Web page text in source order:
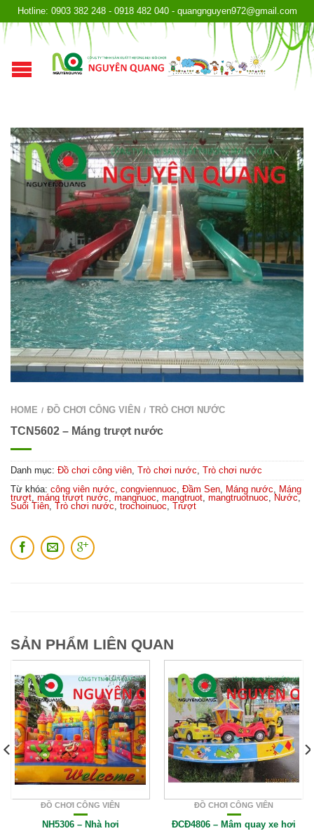
Hotline: 0903 382 248 - 0918 482 040 - quangnguyen972@gmail.com
HOME / ĐỒ CHƠI CÔNG VIÊN / TRÒ CHƠI NƯỚC
TCN5602 – Máng trượt nước
Danh mục: Đồ chơi công viên Trò chơi nước Trò chơi nước
Từ khóa: công viên nước congviennuoc Đầm Sen Máng nước
Máng
trượt máng trượt nước mangnuoc mangtruot mangtruotnuoc Nước,
Suối Tiên Trò chơi nước trochoinuoc Trượt
SẢN PHẨM LIÊN QUAN
ĐỒ CHƠI CÔNG VIÊN
NH5306 – Nhà hơi
ĐỒ CHƠI CÔNG VIÊN
ĐCĐ4806 – Mâm quay xe hơi